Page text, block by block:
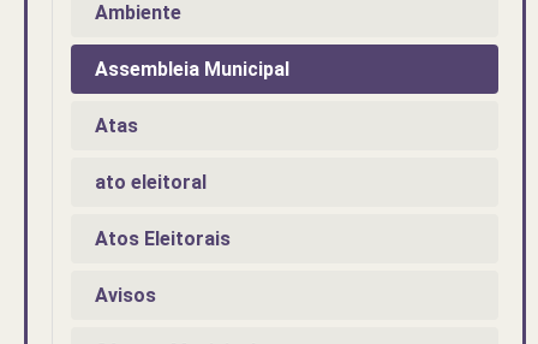
Ambiente
Assembleia Municipal
Atas
ato eleitoral
Atos Eleitorais
Avisos